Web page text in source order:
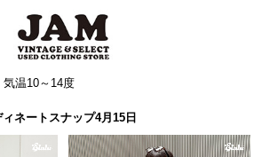
気温10～14度
ネートスナップ4月15日